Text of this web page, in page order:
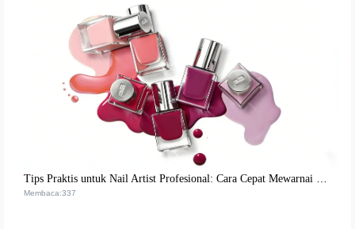
Tips Praktis untuk Nail Artist Profesional: Cara Cepat Mewarnai Kuteks Matte Tanpa Luntur
Membaca:337